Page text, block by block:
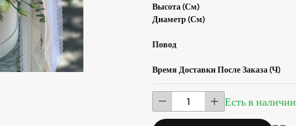
Высота (см)
Диаметр (см)
Повод
Время Доставки После Заказа (ч)
Есть в наличии